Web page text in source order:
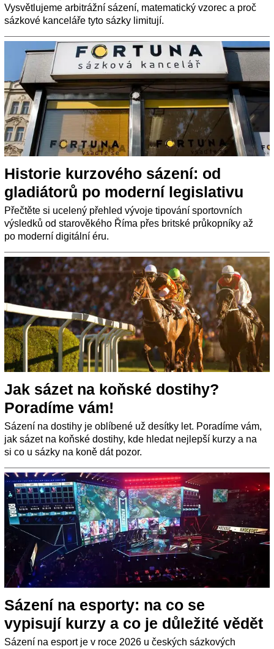
Vysvětlujeme arbitrážní sázení, matematický vzorec a proč
sázkové kanceláře tyto sázky limitují.
Historie kurzového sázení: od
gladiátorů po moderní legislativu
Přečtěte si ucelený přehled vývoje tipování sportovních
výsledků od starověkého Říma přes britské průkopníky až
po moderní digitální éru.
Jak sázet na koňské dostihy?
Poradíme vám!
Sázení na dostihy je oblíbené už desítky let. Poradíme vám,
jak sázet na koňské dostihy, kde hledat nejlepší kurzy a na
si co u sázky na koně dát pozor.
Sázení na esporty: na co se
vypisují kurzy a co je důležité vědět
Sázení na esport je v roce 2026 u českých sázkových